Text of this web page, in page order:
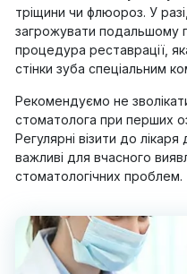
тріщини чи флюороз. У
загрожувати подальшому
процедура реставрації,
стінки зуба спеціальним
Рекомендуємо не
стоматолога при перших
Регулярні візити до
важливі для вчасного
стоматологічних проблем.